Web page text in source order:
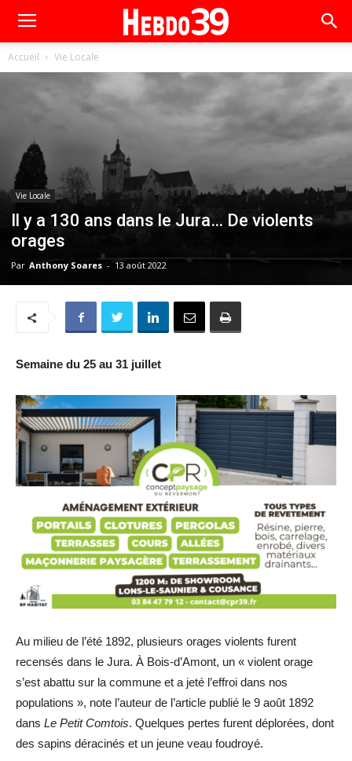
Accueil Vie Locale
Vie Locale
Il y a 130 ans dans le Jura… De violents
orages
Par Anthony Soares - 13 août 2022
Semaine du 25 au 31 juillet
Au milieu de l’été 1892, plusieurs orages violents furent
recensés dans le Jura. À Bois-d’Amont, un « violent orage
s’est abattu sur la commune et a jeté l’effroi dans nos
populations », note l’auteur de l’article publié le 9 août 1892
dans Le Petit Comtois. Quelques pertes furent déplorées, dont
des sapins déracinés et un jeune veau foudroyé.